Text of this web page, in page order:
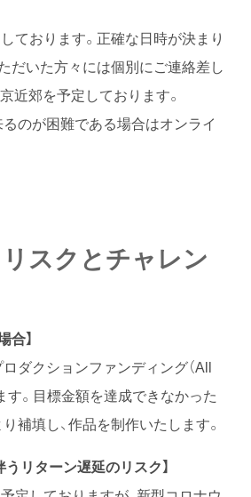
ております。正確な日時が決まり
だいた方々には個別にご連絡差し
近郊を予定しております。
のが困難である場合はオンライ
スクとチャレン
合】
ダクションファンディング（All
す。目標金額を達成できなかった
補填し、作品を制作いたします。
うリターン遅延のリスク】